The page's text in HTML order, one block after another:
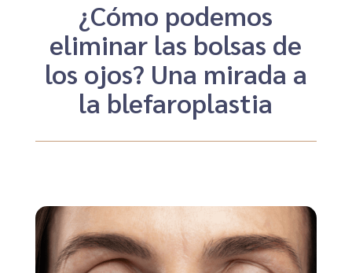
¿Cómo podemos
eliminar las bolsas de
los ojos? Una mirada a
la blefaroplastia